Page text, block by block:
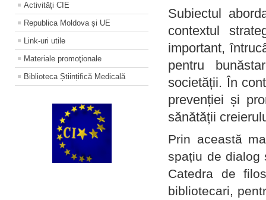
Activități CIE
Republica Moldova și UE
Link-uri utile
Materiale promoţionale
Biblioteca Științifică Medicală
Subiectul
contextul
important,
pentru
societății. În
prevenției și
sănătății
Prin această
spațiu de dialog
Catedra de
bibliotecari,